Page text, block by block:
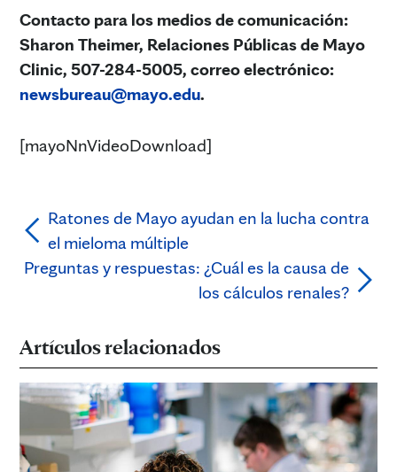
Contacto para los medios de comunicación:
Sharon Theimer, Relaciones Públicas de Mayo
Clinic, 507-284-5005, correo electrónico:
newsbureau@mayo.edu.
[mayoNnVideoDownload]
Ratones de Mayo ayudan en la lucha contra
el mieloma múltiple
Preguntas y respuestas: ¿Cuál es la causa de
los cálculos renales?
Artículos relacionados